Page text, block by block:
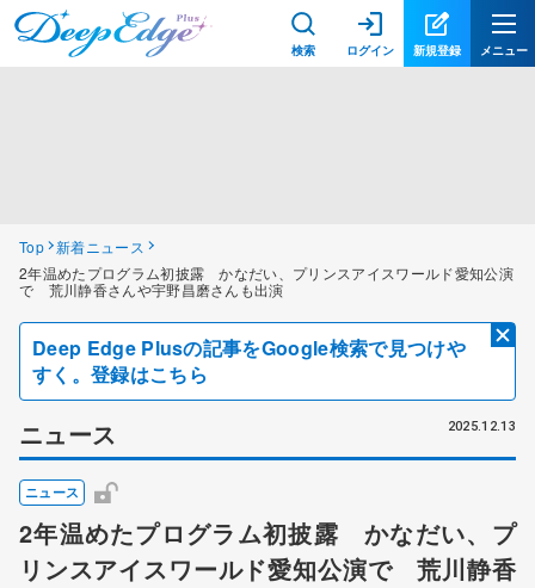
検索 ログイン 新規登録 メニュー
Top 新着ニュース
2年温めたプログラム初披露 かなだい、プリンスアイスワールド愛知公演
で 荒川静香さんや宇野昌磨さんも出演
Deep Edge Plusの記事をGoogle検索で見つけや
すく。登録はこちら
ニュース 2025.12.13
ニュース
2年温めたプログラム初披露 かなだい、プ
リンスアイスワールド愛知公演で 荒川静香